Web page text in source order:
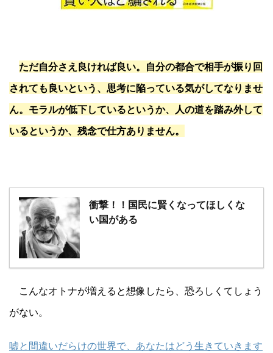
ただ自分さえ良ければ良い。自分の都合で相手が振り回
されても良いという、思考に陥っている気がしてなりませ
ん。モラルが低下しているというか、人の道を踏み外して
いるというか、残念で仕方ありません。
衝撃！！国民に賢くなってほしくな
い国がある
こんなオトナが増えると想像したら、恐ろしくてしょう
がない。
嘘と間違いだらけの世界で、あなたはどう生きていきます